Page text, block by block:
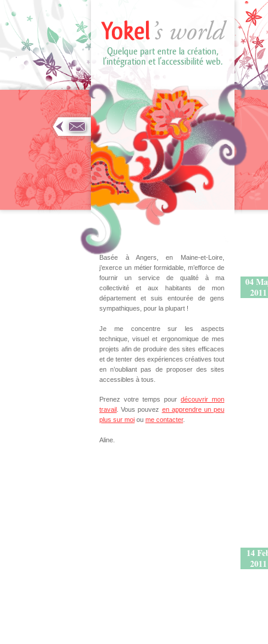
Quelque part entre la création,
l’intégration et l’accessibilité web.
yokel72@hotmail.com
Conseil général de
Maine-et-Loire
Direction de la
communication
ANGERS
Basée à Angers, en Maine-et-Loire,
j’exerce un métier formidable, m’efforce de
fournir un service de qualité à ma
collectivité et aux habitants de mon
département et suis entourée de gens
sympathiques, pour la plupart !
Je me concentre sur les aspects
technique, visuel et ergonomique de mes
projets afin de produire des sites efficaces
et de tenter des expériences créatives tout
en n’oubliant pas de proposer des sites
accessibles à tous.
Prenez votre temps pour découvrir mon
travail . Vous pouvez en apprendre un peu
plus sur moi oume contacter.
Aline.
04
2011
14
2011